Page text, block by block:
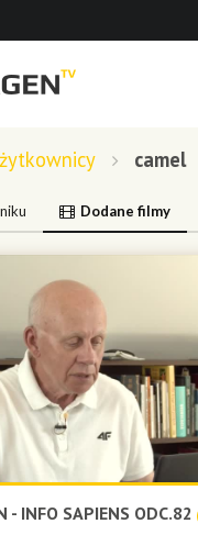
camel
Dodane filmy
- INFO SAPIENS ODC.82